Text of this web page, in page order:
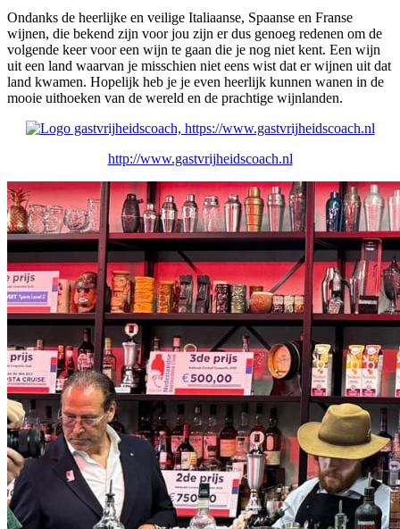
Ondanks de heerlijke en veilige Italiaanse, Spaanse en Franse
wijnen, die bekend zijn voor jou zijn er dus genoeg redenen om de
volgende keer voor een wijn te gaan die je nog niet kent. Een wijn
uit een land waarvan je misschien niet eens wist dat er wijnen uit dat
land kwamen. Hopelijk heb je je even heerlijk kunnen wanen in de
mooie uithoeken van de wereld en de prachtige wijnlanden.
http://www.gastvrijheidscoach.nl